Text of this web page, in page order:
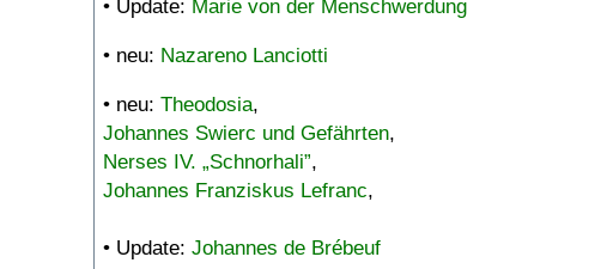
• Update: Marie von der Menschwerdung
• neu: Nazareno Lanciotti
• neu: Theodosia,
Johannes Swierc und Gefährten,
Nerses IV. „Schnorhali”,
Johannes Franziskus Lefranc,
• Update: Johannes de Brébeuf